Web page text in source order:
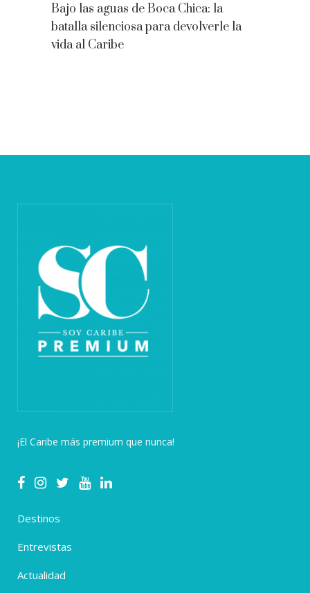
Bajo las aguas de Boca Chica: la
batalla silenciosa para devolverle la
vida al Caribe
¡El Caribe más premium que nunca!
Destinos
Entrevistas
Actualidad